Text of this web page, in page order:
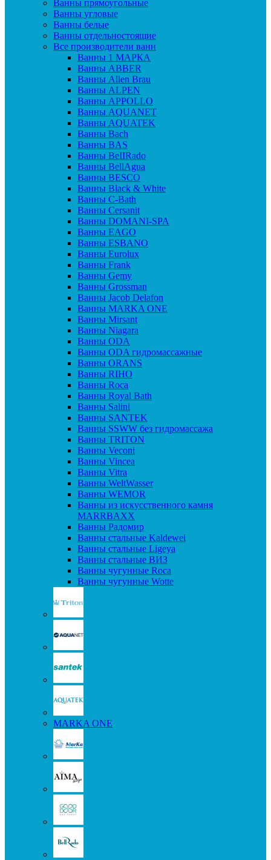
Ванны прямоугольные
Ванны угловые
Ванны белые
Ванны отдельностоящие
Все производители ванн
Ванны 1 МАРКА
Ванны ABBER
Ванны Allen Brau
Ванны ALPEN
Ванны APPOLLO
Ванны AQUANET
Ванны AQUATEK
Ванны Bach
Ванны BAS
Ванны BeIIRado
Ванны BellAgua
Ванны BESCO
Ванны Black & White
Ванны C-Bath
Ванны Cersanit
Ванны DOMANI-SPA
Ванны EAGO
Ванны ESBANO
Ванны Eurolux
Ванны Frank
Ванны Gemy
Ванны Grossman
Ванны Jacob Delafon
Ванны MARKA ONE
Ванны Mirsant
Ванны Niagara
Ванны ODA
Ванны ODA гидромассажные
Ванны ORANS
Ванны RIHO
Ванны Roca
Ванны Royal Bath
Ванны Salini
Ванны SANTEK
Ванны SSWW без гидромассажа
Ванны TRITON
Ванны Veconi
Ванны Vincea
Ванны Vitra
Ванны WeltWasser
Ванны WEMOR
Ванны из искусственного камня
MARRBAXX
Ванны Радомир
Ванны стальные Kaldewei
Ванны стальные Ligeya
Ванны стальные ВИЗ
Ванны чугунные Roca
Ванны чугунные Wotte
MARKA ONE